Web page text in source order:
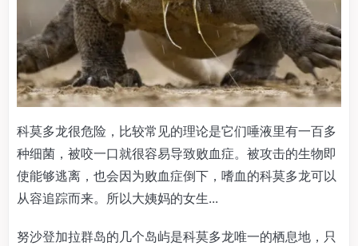
科莫多龙很危险，比较常见的理论是它们唾液里有一百多
种细菌，被咬一口就很容易导致败血症。被攻击的生物即
使能够逃离，也会因为败血症倒下，嗜血的科莫多龙可以
从容追踪而来。所以大姨妈的女生...
努沙登加拉群岛的几个岛屿是科莫多龙唯一的栖息地，只